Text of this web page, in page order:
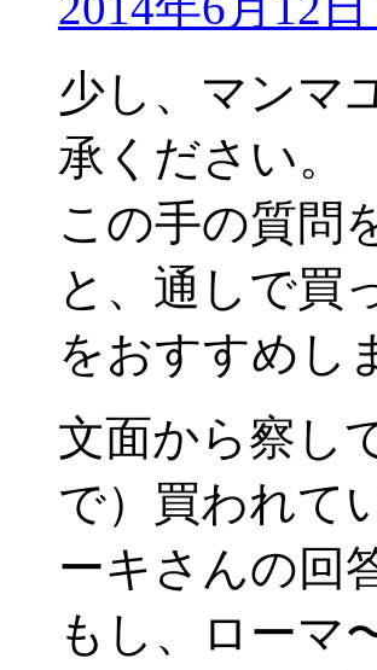
少し、マンマ
承ください。
この手の質問
と、通しで買
をおすすめし
文面から察し
で）買われて
ーキさんの回
もし、ローマ